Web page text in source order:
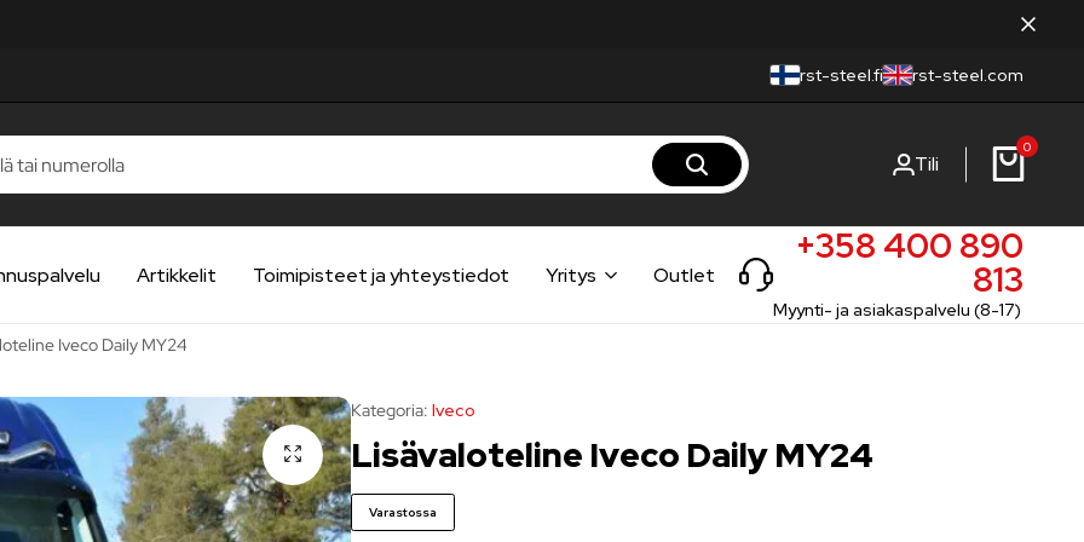
rst-steel.fi rst-steel.com
Tili
0
Artikkelit Toimipisteet ja yhteystiedot Yritys Outlet
+358 400 890
813
Myynti- ja asiakaspalvelu (8-17)
Iveco Daily MY24
Kategoria: Iveco
Lisävaloteline Iveco Daily MY24
Varastossa